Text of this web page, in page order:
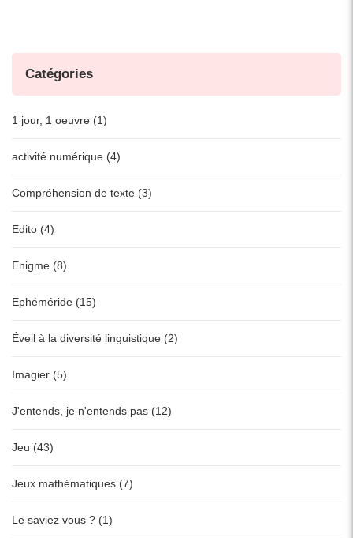
Catégories
1 jour, 1 oeuvre (1)
activité numérique (4)
Compréhension de texte (3)
Edito (4)
Enigme (8)
Ephéméride (15)
Éveil à la diversité linguistique (2)
Imagier (5)
J'entends, je n'entends pas (12)
Jeu (43)
Jeux mathématiques (7)
Le saviez vous ? (1)